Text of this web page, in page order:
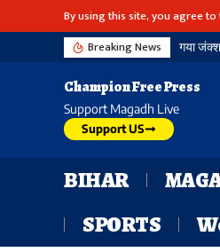
By using this site, you agree to
Breaking News
Champion Free Press
Support Magadh Live
Support US
BIHAR
SPORTS